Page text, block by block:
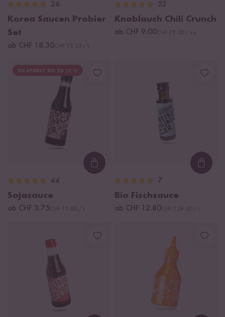
26
Korea Saucen Probier
Set
ab CHF 18.30
52
Knoblauch Chili Crunch
ab CHF 9.00
DU SPARST BIS ZU 17 %
Loading...
44
Sojasauce
ab CHF 3.75
7
Bio Fischsauce
ab CHF 12.80